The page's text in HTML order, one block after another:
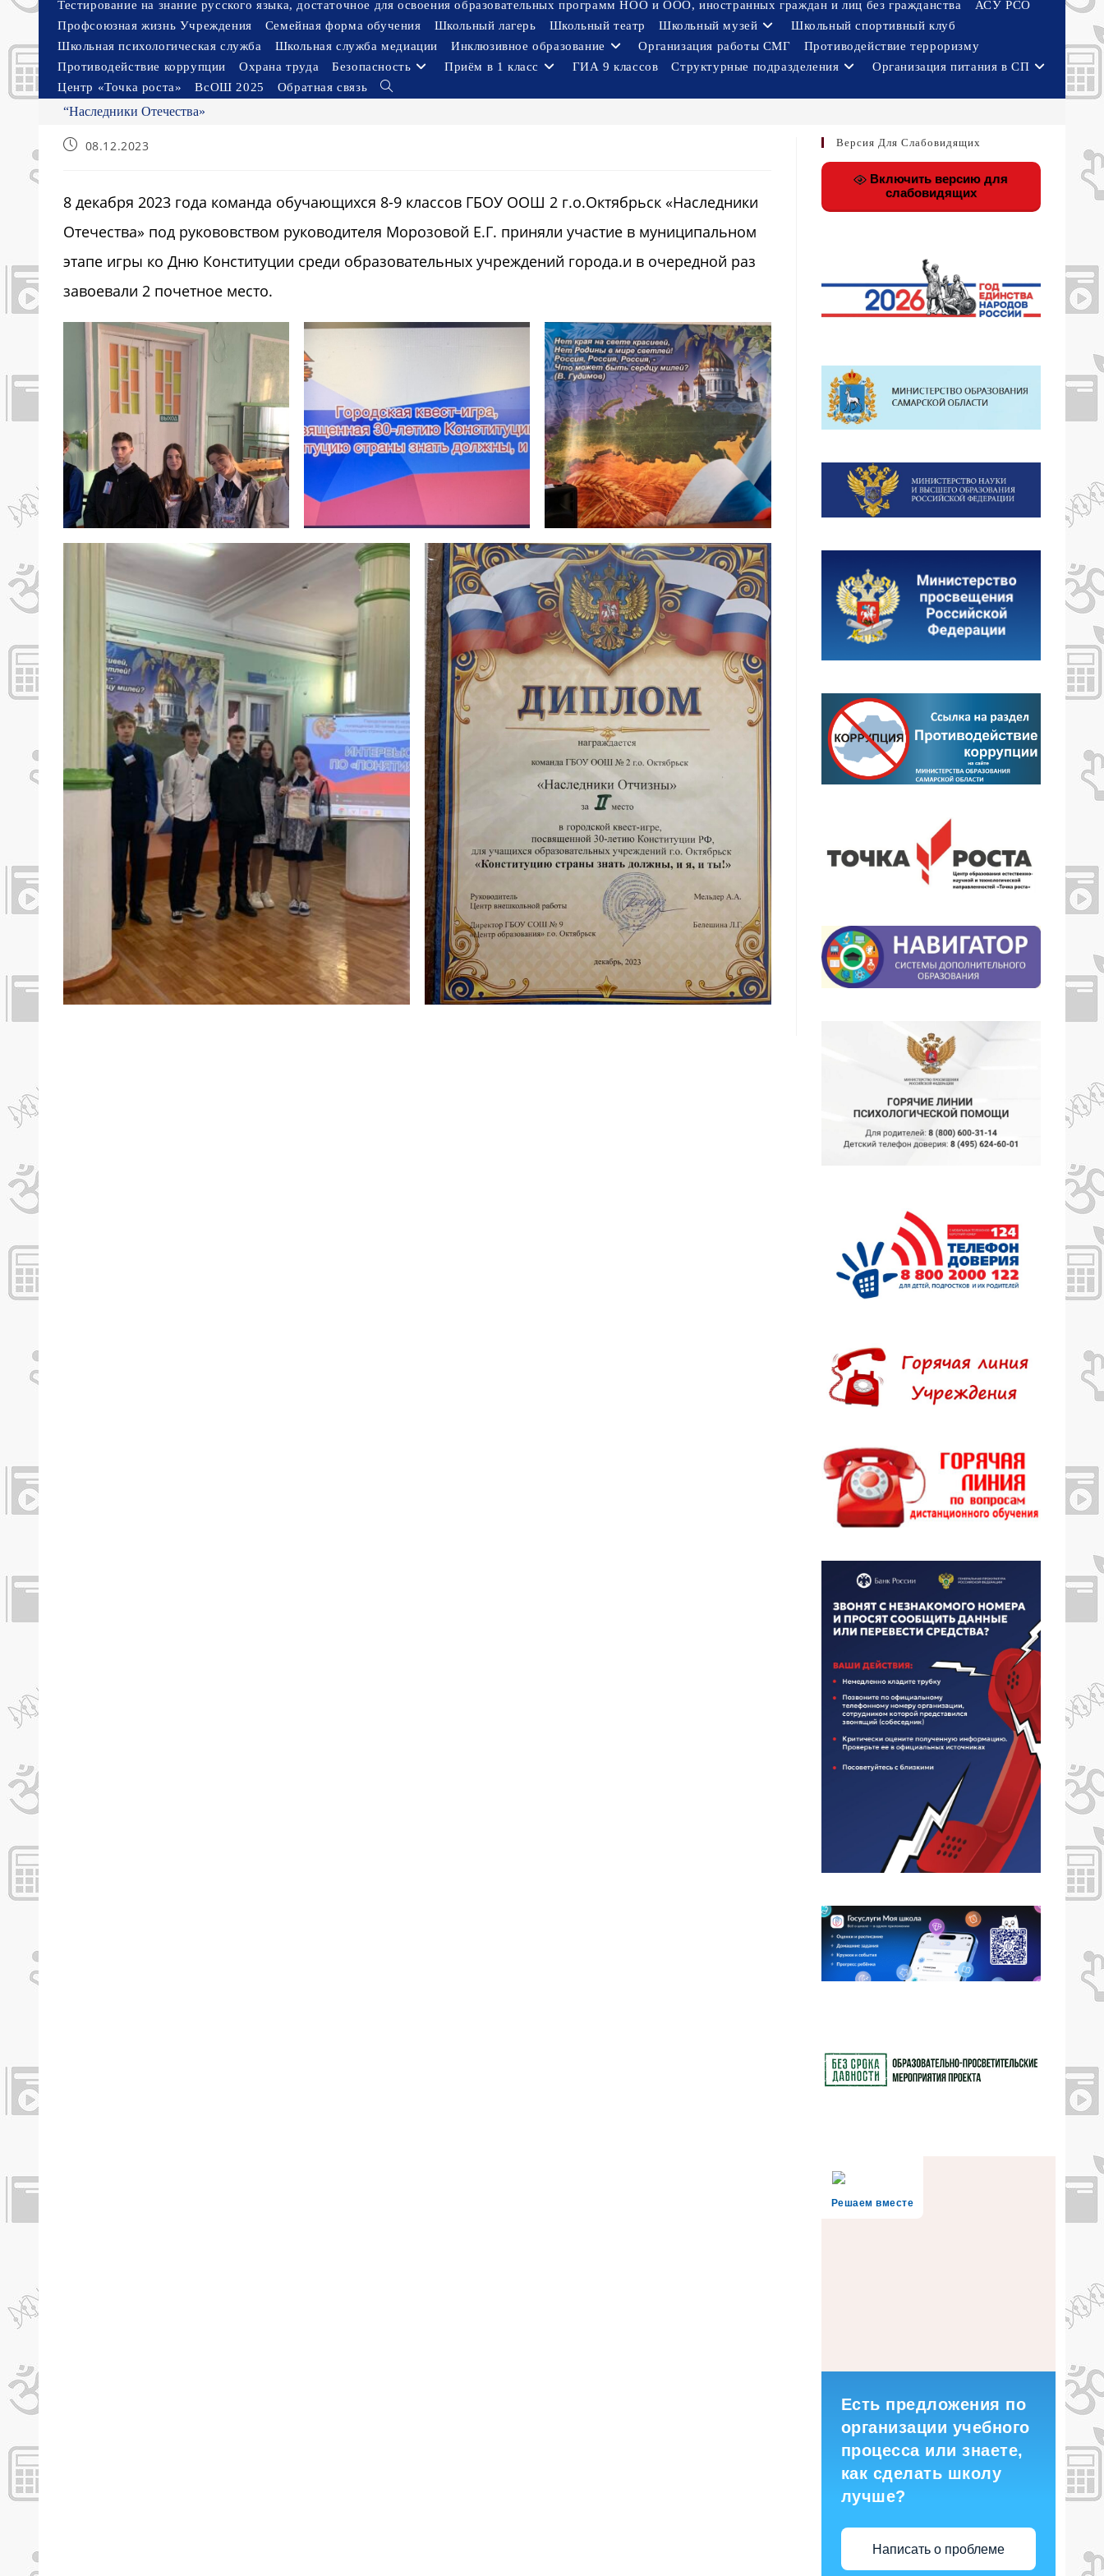
Тестирование на знание русского языка, достаточное для освоения образовательных программ НОО и ООО, иностранных граждан и лиц без гражданства
АСУ РСО
Профсоюзная жизнь Учреждения
Семейная форма обучения Школьный лагерь Школьный театр Школьный музей
Школьный спортивный клуб
Школьная психологическая служба
Школьная служба медиации Инклюзивное образование Организация работы СМГ
Противодействие терроризму
Противодействие коррупции
Охрана труда Безопасность Приём в 1 класс ГИА 9 классов Структурные подразделения
Организация питания в СП
Центр «Точка роста»
ВсОШ 2025 Обратная связь
Переключить
“Наследники Отечества»
Запись08.12.2023
8 декабря 2023 года команда обучающихся 8-9 классов ГБОУ ООШ 2 г.о.Октябрьск «Наследники
Отечества» под рукововством руководителя Морозовой Е.Г. приняли участие в муниципальном
этапе игры ко Дню Конституции среди образовательных учреждений города.и в очередной раз
завоевали 2 почетное место.
Версия Для Слабовидящих
Включить версию для
слабовидящих
Решаем вместе
Есть предложения по
организации учебного
процесса или знаете,
как сделать школу
лучше?
Написать о проблеме